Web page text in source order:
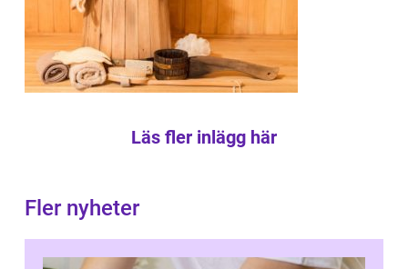
Läs fler inlägg här
Fler nyheter